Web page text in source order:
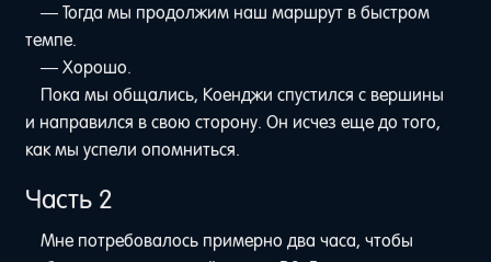
— Тогда мы продолжим наш маршрут в быстром
темпе.
— Хорошо.
Пока мы общались, Коенджи спустился с вершины
и направился в свою сторону. Он исчез еще до того,
как мы успели опомниться.
Часть 2
Мне потребовалось примерно два часа, чтобы